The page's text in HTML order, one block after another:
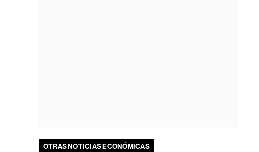
OTRAS NOTICIAS ECONÓMICAS